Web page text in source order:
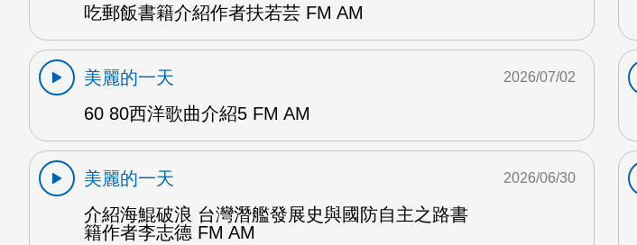
吃郵飯書籍介紹作者扶若芸 FM AM
美麗的一天
60 80西洋歌曲介紹5 FM AM
2026/07/02
美麗的一天
介紹海鯤破浪 台灣潛艦發展史與國防自主之路書
籍作者李志德 FM AM
2026/06/30